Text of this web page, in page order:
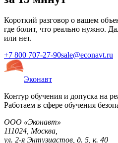
Короткий разговор о вашем
где болит, что реально нужно.
или нет.
+7 800 707-27-90sale@econavt.ru
Эконавт
Контур обучения и допуска на
Работаем в сфере обучения
ООО «Эконавт»
111024 Москва
ул. 2-я Энтузиастов, д. 5, к. 40